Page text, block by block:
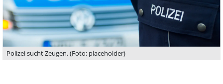
Polizei sucht Zeugen. (Foto: placeholder)